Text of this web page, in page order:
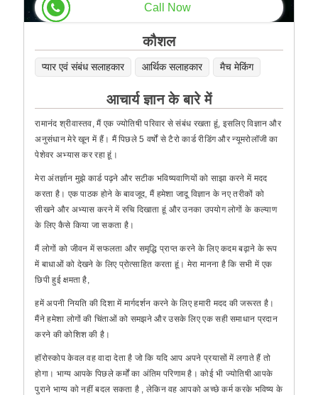
Call Now
कौशल
प्यार एवं संबंध सलाहकार आर्थिक सलाहकार मैच मेकिंग
आचार्य ज्ञान के बारे में
रामानंद श्रीवास्तव, मैं एक ज्योतिषी परिवार से संबंध रखता हूं, इसलिए विज्ञान और
अनुसंधान मेरे खून में हैं। मैं पिछले 5 वर्षों से टैरो कार्ड रीडिंग और न्यूमरोलॉजी का
पेशेवर अभ्यास कर रहा हूं।
मेरा अंतर्ज्ञान मुझे कार्ड पढ़ने और सटीक भविष्यवाणियों को साझा करने में मदद
करता है। एक पाठक होने के बावजूद, मैं हमेशा जादू विज्ञान के नए तरीकों को
सीखने और अभ्यास करने में रुचि दिखाता हूं और उनका उपयोग लोगों के कल्याण
के लिए कैसे किया जा सकता है।
मैं लोगों को जीवन में सफलता और समृद्धि प्राप्त करने के लिए कदम बढ़ाने के रूप
में बाधाओं को देखने के लिए प्रोत्साहित करता हूं। मेरा मानना ​​है कि सभी में एक
छिपी हुई क्षमता है,
हमें अपनी नियति की दिशा में मार्गदर्शन करने के लिए हमारी मदद की जरूरत है।
मैंने हमेशा लोगों की चिंताओं को समझने और उसके लिए एक सही समाधान प्रदान
करने की कोशिश की है।
हॉरोस्कोप केवल वह वादा देता है जो कि यदि आप अपने प्रयासों में लगाते हैं तो
होगा। भाग्य आपके पिछले कर्मों का अंतिम परिणाम है। कोई भी ज्योतिषी आपके
पुराने भाग्य को नहीं बदल सकता है , लेकिन वह आपको अच्छे कर्म करके भविष्य के